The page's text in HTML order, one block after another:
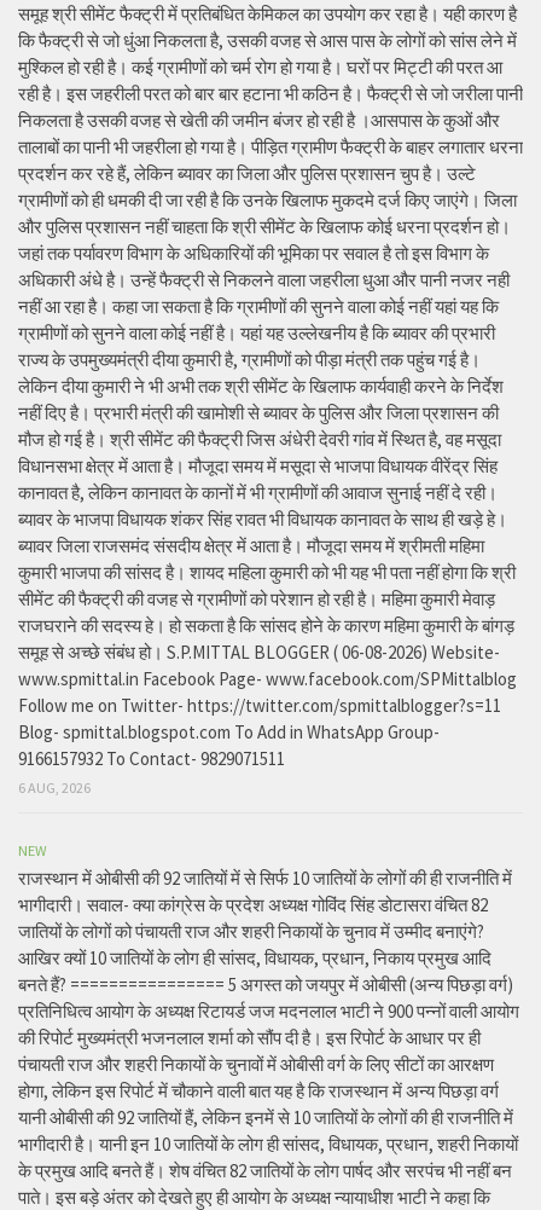
समूह श्री सीमेंट फैक्ट्री में प्रतिबंधित केमिकल का उपयोग कर रहा है। यही कारण है
कि फैक्ट्री से जो धुंआ निकलता है, उसकी वजह से आस पास के लोगों को सांस लेने में
मुश्किल हो रही है। कई ग्रामीणों को चर्म रोग हो गया है। घरों पर मिट्टी की परत आ
रही है। इस जहरीली परत को बार बार हटाना भी कठिन है। फैक्ट्री से जो जरीला पानी
निकलता है उसकी वजह से खेती की जमीन बंजर हो रही है ।आसपास के कुओं और
तालाबों का पानी भी जहरीला हो गया है। पीड़ित ग्रामीण फैक्ट्री के बाहर लगातार धरना
प्रदर्शन कर रहे हैं, लेकिन ब्यावर का जिला और पुलिस प्रशासन चुप है। उल्टे
ग्रामीणों को ही धमकी दी जा रही है कि उनके खिलाफ मुकदमे दर्ज किए जाएंगे। जिला
और पुलिस प्रशासन नहीं चाहता कि श्री सीमेंट के खिलाफ कोई धरना प्रदर्शन हो।
जहां तक पर्यावरण विभाग के अधिकारियों की भूमिका पर सवाल है तो इस विभाग के
अधिकारी अंधे है। उन्हें फैक्ट्री से निकलने वाला जहरीला धुआ और पानी नजर नही
नहीं आ रहा है। कहा जा सकता है कि ग्रामीणों की सुनने वाला कोई नहीं यहां यह कि
ग्रामीणों को सुनने वाला कोई नहीं है। यहां यह उल्लेखनीय है कि ब्यावर की प्रभारी
राज्य के उपमुख्यमंत्री दीया कुमारी है, ग्रामीणों को पीड़ा मंत्री तक पहुंच गई है।
लेकिन दीया कुमारी ने भी अभी तक श्री सीमेंट के खिलाफ कार्यवाही करने के निर्देश
नहीं दिए है। प्रभारी मंत्री की खामोशी से ब्यावर के पुलिस और जिला प्रशासन की
मौज हो गई है। श्री सीमेंट की फैक्ट्री जिस अंधेरी देवरी गांव में स्थित है, वह मसूदा
विधानसभा क्षेत्र में आता है। मौजूदा समय में मसूदा से भाजपा विधायक वीरेंद्र सिंह
कानावत है, लेकिन कानावत के कानों में भी ग्रामीणों की आवाज सुनाई नहीं दे रही।
ब्यावर के भाजपा विधायक शंकर सिंह रावत भी विधायक कानावत के साथ ही खड़े हे।
ब्यावर जिला राजसमंद संसदीय क्षेत्र में आता है। मौजूदा समय में श्रीमती महिमा
कुमारी भाजपा की सांसद है। शायद महिला कुमारी को भी यह भी पता नहीं होगा कि श्री
सीमेंट की फैक्ट्री की वजह से ग्रामीणों को परेशान हो रही है। महिमा कुमारी मेवाड़
राजघराने की सदस्य हे। हो सकता है कि सांसद होने के कारण महिमा कुमारी के बांगड़
समूह से अच्छे संबंध हो। S.P.MITTAL BLOGGER ( 06-08-2026) Website-
www.spmittal.in Facebook Page- www.facebook.com/SPMittalblog
Follow me on Twitter- https://twitter.com/spmittalblogger?s=11
Blog- spmittal.blogspot.com To Add in WhatsApp Group-
9166157932 To Contact- 9829071511
6 AUG, 2026
NEW
राजस्थान में ओबीसी की 92 जातियों में से सिर्फ 10 जातियों के लोगों की ही राजनीति में
भागीदारी। सवाल- क्या कांग्रेस के प्रदेश अध्यक्ष गोविंद सिंह डोटासरा वंचित 82
जातियों के लोगों को पंचायती राज और शहरी निकायों के चुनाव में उम्मीद बनाएंगे?
आखिर क्यों 10 जातियों के लोग ही सांसद, विधायक, प्रधान, निकाय प्रमुख आदि
बनते हैं? ================ 5 अगस्त को जयपुर में ओबीसी (अन्य पिछड़ा वर्ग)
प्रतिनिधित्व आयोग के अध्यक्ष रिटायर्ड जज मदनलाल भाटी ने 900 पन्नों वाली आयोग
की रिपोर्ट मुख्यमंत्री भजनलाल शर्मा को सौंप दी है। इस रिपोर्ट के आधार पर ही
पंचायती राज और शहरी निकायों के चुनावों में ओबीसी वर्ग के लिए सीटों का आरक्षण
होगा, लेकिन इस रिपोर्ट में चौकाने वाली बात यह है कि राजस्थान में अन्य पिछड़ा वर्ग
यानी ओबीसी की 92 जातियों हैं, लेकिन इनमें से 10 जातियों के लोगों की ही राजनीति में
भागीदारी है। यानी इन 10 जातियों के लोग ही सांसद, विधायक, प्रधान, शहरी निकायों
के प्रमुख आदि बनते हैं। शेष वंचित 82 जातियों के लोग पार्षद और सरपंच भी नहीं बन
पाते। इस बड़े अंतर को देखते हुए ही आयोग के अध्यक्ष न्यायाधीश भाटी ने कहा कि